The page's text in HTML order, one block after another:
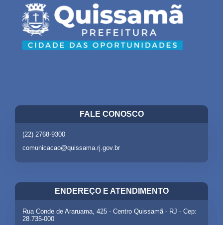
FALE CONOSCO
(22) 2768-9300
comunicacao@quissama.rj.gov.br
ENDEREÇO E ATENDIMENTO
Rua Conde de Araruama, 425 - Centro Quissamã - RJ - Cep:
28.735-000